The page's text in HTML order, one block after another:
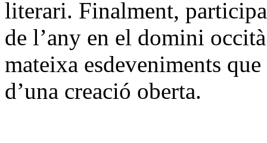
literari. Finalment,
de l’any en el domini
mateixa esdeveniments
d’una creació oberta.